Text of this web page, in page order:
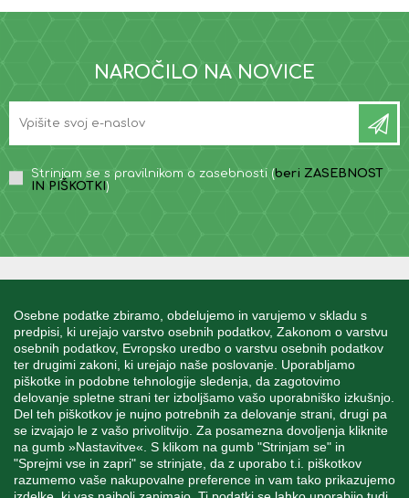
Osebne podatke zbiramo, obdelujemo in varujemo v skladu s
predpisi, ki urejajo varstvo osebnih podatkov, Zakonom o varstvu
osebnih podatkov, Evropsko uredbo o varstvu osebnih podatkov
ter drugimi zakoni, ki urejajo naše poslovanje. Uporabljamo
piškotke in podobne tehnologije sledenja, da zagotovimo
delovanje spletne strani ter izboljšamo vašo uporabniško izkušnjo.
Del teh piškotkov je nujno potrebnih za delovanje strani, drugi pa
se izvajajo le z vašo privolitvijo. Za posamezna dovoljenja kliknite
na gumb »Nastavitve«. S klikom na gumb "Strinjam se" in
"Sprejmi vse in zapri" se strinjate, da z uporabo t.i. piškotkov
razumemo vaše nakupovalne preference in vam tako prikazujemo
NAROČILO NA NOVICE
Strinjam se s pravilnikom o zasebnosti (beri ZASEBNOST
IN PIŠKOTKI )
MOJ RAČUN
STORITEV ZA STRANKE
SPREMLJAJTE NAS